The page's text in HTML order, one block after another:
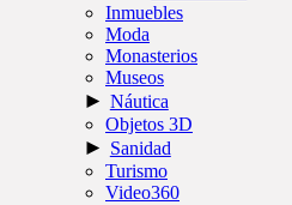
Inmuebles
Moda
Monasterios
Museos
► Náutica
Objetos 3D
► Sanidad
Turismo
Video360